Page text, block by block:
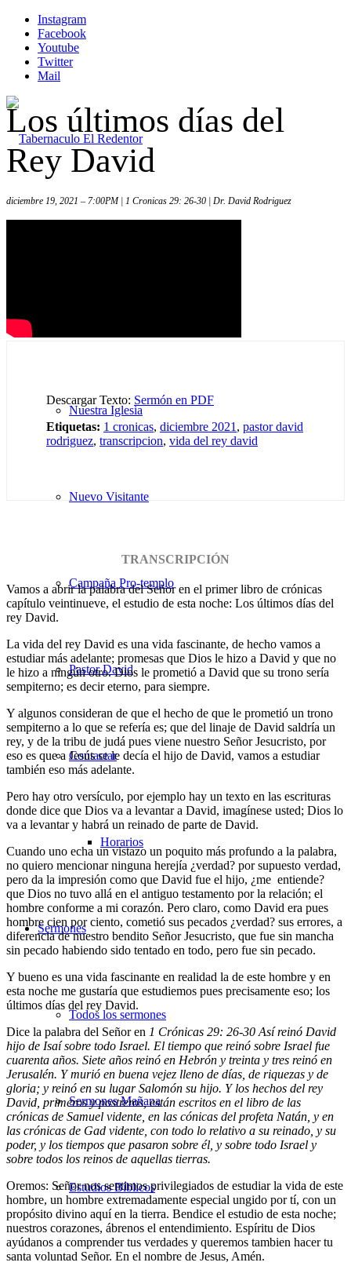
Instagram
Facebook
Youtube
Twitter
Mail
Nuestra Iglesia
Nuevo Visitante
Campaña Pro-templo
Pastor David
Contactar
Horarios
Sermones
Todos los sermones
Sermones Mañana
Estudios Bíblicos
Los últimos días del
Rey David
diciembre 19, 2021 – 7:00PM | 1 Cronicas 29: 26-30 | Dr. David Rodriguez
Descargar Texto: Sermón en PDF
Etiquetas: 1 cronicas, diciembre 2021 , pastor david
rodriguez, transcripcion, vida del rey david
TRANSCRIPCIÓN
Vamos a abrir la palabra del Señor en el primer libro de crónicas
capítulo veintinueve, el estudio de esta noche: Los últimos días del
rey David.
La vida del rey David es una vida fascinante, de hecho vamos a
estudiar más adelante; promesas que Dios le hizo a David y que no
le hizo a ningún otro. Dios le prometió a David que su trono sería
sempiterno; es decir eterno, para siempre.
Y algunos consideran de que el hecho de que le prometió un trono
sempiterno a lo que se refería es; que del linaje de David saldría un
rey, y de la tribu de judá pues viene nuestro Señor Jesucristo, por
eso es que a Jesús se le decía el hijo de David, vamos a estudiar
también eso más adelante.
Pero hay otro versículo, por ejemplo hay un texto en las escrituras
donde dice que Dios va a levantar a David, imagínese usted; Dios lo
va a levantar y habrá un reinado de parte de David.
Cuando uno echa un vistazo un poquito más profundo a la palabra,
no quiero mencionar ninguna herejía ¿verdad? por supuesto verdad,
pero da la impresión como que David fue el hijo, ¿me entiende?
que Dios no tuvo allá en el antiguo testamento por la relación; el
hombre conforme a mi corazón. Pero claro, como David era pues
hombre cien por ciento, cometió sus pecados ¿verdad? sus errores, a
diferencia de nuestro bendito Señor Jesucristo, que fue sin mancha
sin pecado habiendo sido tentado en todo, pero fue sin pecado.
Y bueno es una vida fascinante en realidad la de este hombre y en
esta noche me gustaría que estudiemos pues precisamente eso; los
últimos días del rey David.
Dice la palabra del Señor en 1 Crónicas 29: 26-30 Así reinó David
hijo de Isaí sobre todo Israel. El tiempo que reinó sobre Israel fue
cuarenta años. Siete años reinó en Hebrón y treinta y tres reinó en
Jerusalén. Y murió en buena vejez lleno de días, de riquezas y de
gloria; y reinó en su lugar Salomón su hijo. Y los hechos del rey
David, primeros y postreros, están escritos en el libro de las
crónicas de Samuel vidente, en las cónicas del profeta Natán, y en
las crónicas de Gad vidente, con todo lo relativo a su reinado, y su
poder, y los tiempos que pasaron sobre él, y sobre todo Israel y
sobre todos los reinos de aquellas tierras.
Oremos: Señor nos sentimos privilegiados de estudiar la vida de este
hombre, un hombre extremadamente especial ungido por tí, con un
propósito divino aquí en la tierra. Bendice el estudio de esta noche;
nuestros corazones, ábrenos el entendimiento. Espíritu de Dios
ayúdanos a comprender tus verdades y queremos tambien hacer tu
santa voluntad Señor. En el nombre de Jesus, Amén.